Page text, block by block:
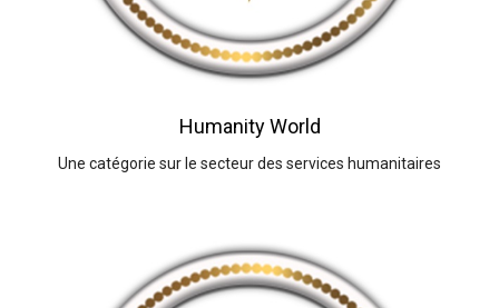
Humanity World
Une catégorie sur le secteur des services humanitaires